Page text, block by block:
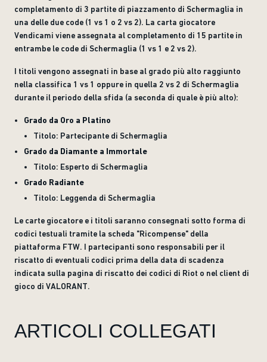
completamento di 3 partite di piazzamento di Schermaglia in
una delle due code (1 vs 1 o 2 vs 2). La carta giocatore
Vendicami viene assegnata al completamento di 15 partite in
entrambe le code di Schermaglia (1 vs 1 e 2 vs 2).
I titoli vengono assegnati in base al grado più alto raggiunto
nella classifica 1 vs 1 oppure in quella 2 vs 2 di Schermaglia
durante il periodo della sfida (a seconda di quale è più alto):
Grado da Oro a Platino
Titolo: Partecipante di Schermaglia
Grado da Diamante a Immortale
Titolo: Esperto di Schermaglia
Grado Radiante
Titolo: Leggenda di Schermaglia
Le carte giocatore e i titoli saranno consegnati sotto forma di
codici testuali tramite la scheda "Ricompense" della
piattaforma FTW. I partecipanti sono responsabili per il
riscatto di eventuali codici prima della data di scadenza
indicata sulla pagina di riscatto dei codici di Riot o nel client di
gioco di VALORANT.
ARTICOLI COLLEGATI